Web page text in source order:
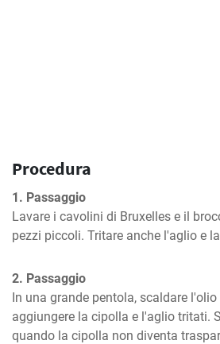
Procedura
1. Passaggio
Lavare i cavolini di Bruxelles e il
pezzi piccoli. Tritare anche l'aglio e
2. Passaggio
In una grande pentola, scaldare
aggiungere la cipolla e l'aglio tritati.
quando la cipolla non diventa